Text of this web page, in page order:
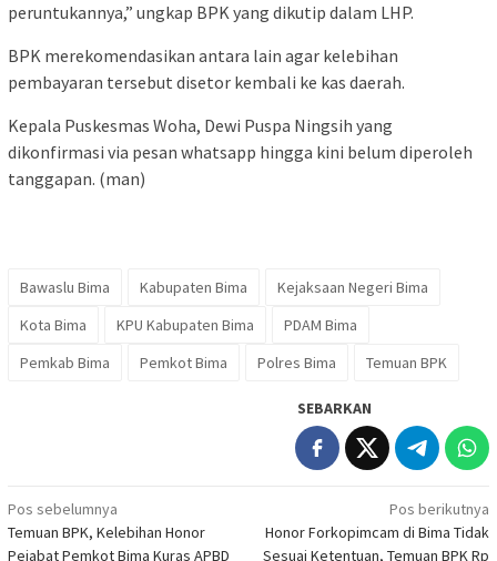
peruntukannya,” ungkap BPK yang dikutip dalam LHP.
BPK merekomendasikan antara lain agar kelebihan
pembayaran tersebut disetor kembali ke kas daerah.
Kepala Puskesmas Woha, Dewi Puspa Ningsih yang
dikonfirmasi via pesan whatsapp hingga kini belum diperoleh
tanggapan. (man)
Bawaslu Bima Kabupaten Bima
Kejaksaan Negeri Bima
Kota Bima
KPU Kabupaten Bima
PDAM Bima
Pemkab Bima
Pemkot Bima Polres Bima Temuan BPK
SEBARKAN
Navigasi
pos
Pos sebelumnya
Temuan BPK, Kelebihan Honor
Pejabat Pemkot Bima Kuras APBD
Pos berikutnya
Honor Forkopimcam di Bima Tidak
Sesuai Ketentuan, Temuan BPK Rp